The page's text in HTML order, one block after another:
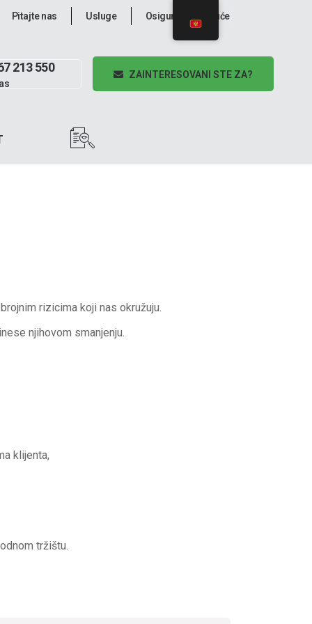
Pitajte nas Usluge Osiguravajuće kuće
213 550
ZAINTERESOVANI STE ZA?
rizicima koji nas okružuju.
njihovom smanjenju.
klijenta,
tržištu.